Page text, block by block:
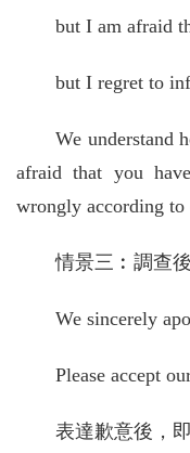
but I am afraid
but I regret to
We understand
afraid that you
wrongly according to
情景三︰調查
We sincerely
Please accept
表達歉意後，